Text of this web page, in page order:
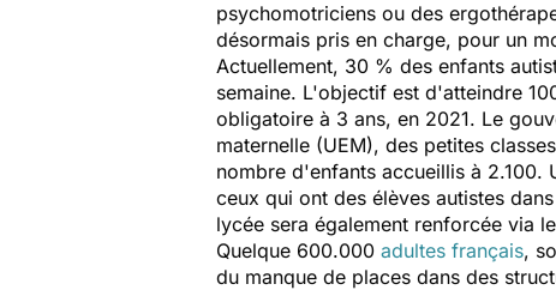
psychomotriciens ou des
désormais pris en charge, pour un
Actuellement, 30 % des enfants
semaine. L'objectif est d'atteindre
obligatoire à 3 ans, en 2021. Le
maternelle (UEM), des petites
nombre d'enfants accueillis à 2.100.
ceux qui ont des élèves autistes
lycée sera également renforcée via
Quelque 600.000 adultes français,
du manque de places dans des